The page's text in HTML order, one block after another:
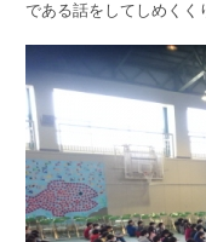
である話をしてしめくく